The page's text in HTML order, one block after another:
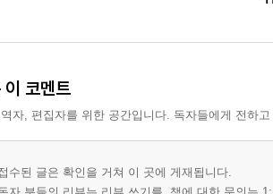
이 코멘트
자, 편집자를 위한 공간입니다. 독자들에게 전하
수된 글은 확인을 거쳐 이 곳에 게재됩니다.